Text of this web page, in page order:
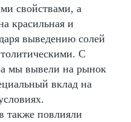
свойствами, а
красильная и
выведению солей
С
мы вывели на рынок
вклад на
также повлияли